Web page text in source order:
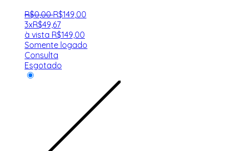
R$0,00 R$149 00
3xR$49,67
à vista R$149,00
Somente logado
Consulta
Esgotado